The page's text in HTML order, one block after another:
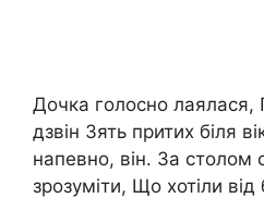
Дочка голосно лаялася,
дзвін Зять притих біля
напевно, він. За столом
зрозуміти, Що хотіли від